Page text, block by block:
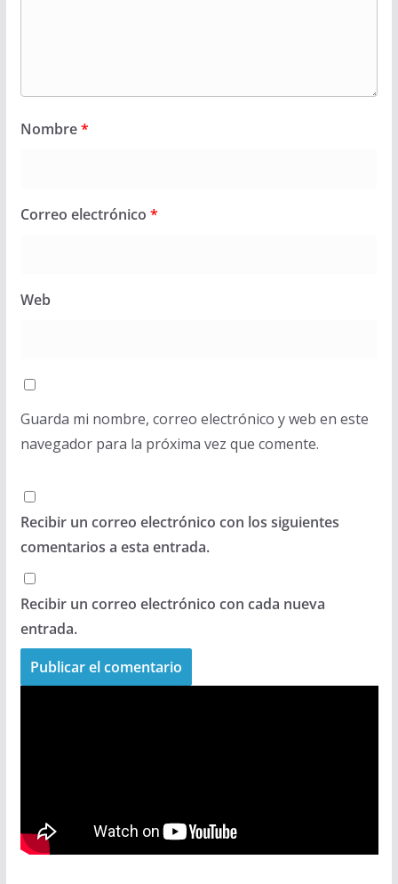
Nombre*
Correo electrónico *
Web
Guarda mi nombre, correo electrónico y web en este
navegador para la próxima vez que comente.
Recibir un correo electrónico con los siguientes
comentarios a esta entrada.
Recibir un correo electrónico con cada nueva
entrada.